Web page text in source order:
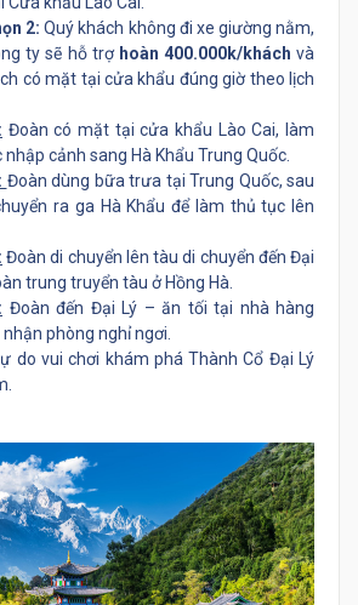
2:Quý khách không đi xe giường nằm,
ty sẽ hỗ trợ hoàn 400.000k/khách và
có mặt tại cửa khẩu đúng giờ theo lịch
Đoàn có mặt tại cửa khẩu Lào Cai, làm
cảnh sang Hà Khẩu Trung Quốc.
Đoàn dùng bữa trưa tại Trung Quốc, sau
ra ga Hà Khẩu để làm thủ tục lên
Đoàn di chuyển lên tàu di chuyển đến Đại
trung truyển tàu ở Hồng Hà.
Đoàn đến Đại Lý – ăn tối tại nhà hàng
phòng nghỉ ngơi.
do vui chơi khám phá Thành Cổ Đại Lý